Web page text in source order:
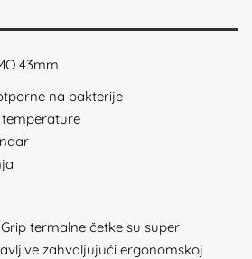
43mm
na bakterije
termalne četke su super
zahvaljujući ergonomskoj